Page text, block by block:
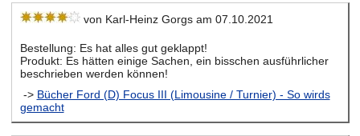
von Karl-Heinz Gorgs am 07.10.2021
Bestellung: Es hat alles gut geklappt!
Produkt: Es hätten einige Sachen, ein bisschen ausführlicher
beschrieben werden können!
-> Bücher Ford (D) Focus III (Limousine / Turnier) - So wirds
gemacht